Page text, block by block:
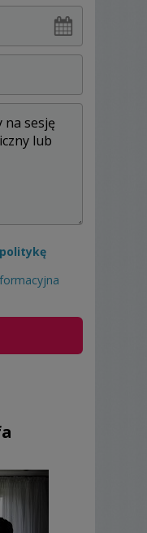
którą
oraz wielu
politykę